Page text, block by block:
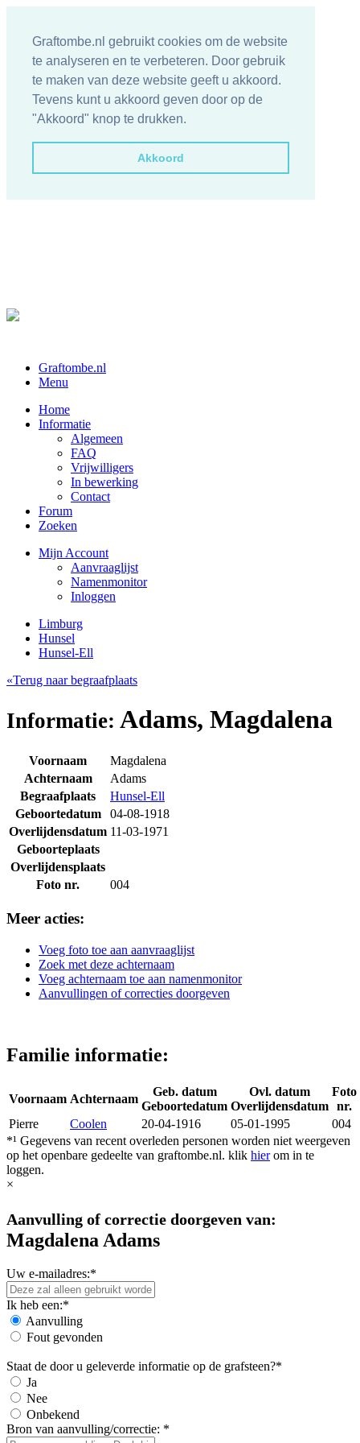
Graftombe.nl gebruikt cookies om de website
te analyseren en te verbeteren. Door gebruik
te maken van deze website geeft u akkoord.
Tevens kunt u akkoord geven door op de
"Akkoord" knop te drukken.
Akkoord
Graftombe.nl
Menu
Home
Informatie
Algemeen
FAQ
Vrijwilligers
In bewerking
Contact
Forum
Zoeken
Mijn Account
Aanvraaglijst
Namenmonitor
Inloggen
Limburg
Hunsel
Hunsel-Ell
«Terug naar begraafplaats
Informatie: Adams, Magdalena
Voornaam
Magdalena
Achternaam
Adams
Begraafplaats
Hunsel-Ell
Geboortedatum
04-08-1918
Overlijdensdatum 11-03-1971
Geboorteplaats
Overlijdensplaats
Foto nr.
004
Meer acties:
Voeg foto toe aan aanvraaglijst
Zoek met deze achternaam
Voeg achternaam toe aan namenmonitor
Aanvullingen of correcties doorgeven
Familie informatie:
Voornaam Achternaam
Geb. datum
Geboortedatum
Ovl. datum
Overlijdensdatum
Foto
nr.
Pierre
Coolen 20-04-1916 05-01-1995
004
*¹ Gegevens van recent overleden personen worden niet weergeven
op het openbare gedeelte van graftombe.nl. klik hierom in te
loggen.
×
Aanvulling of correctie doorgeven van:
Magdalena Adams
Uw e-mailadres:*
Ik heb een:*
Aanvulling
Fout gevonden
Staat de door u geleverde informatie op de grafsteen?*
Ja
Nee
Onbekend
Bron van aanvulling/correctie: *